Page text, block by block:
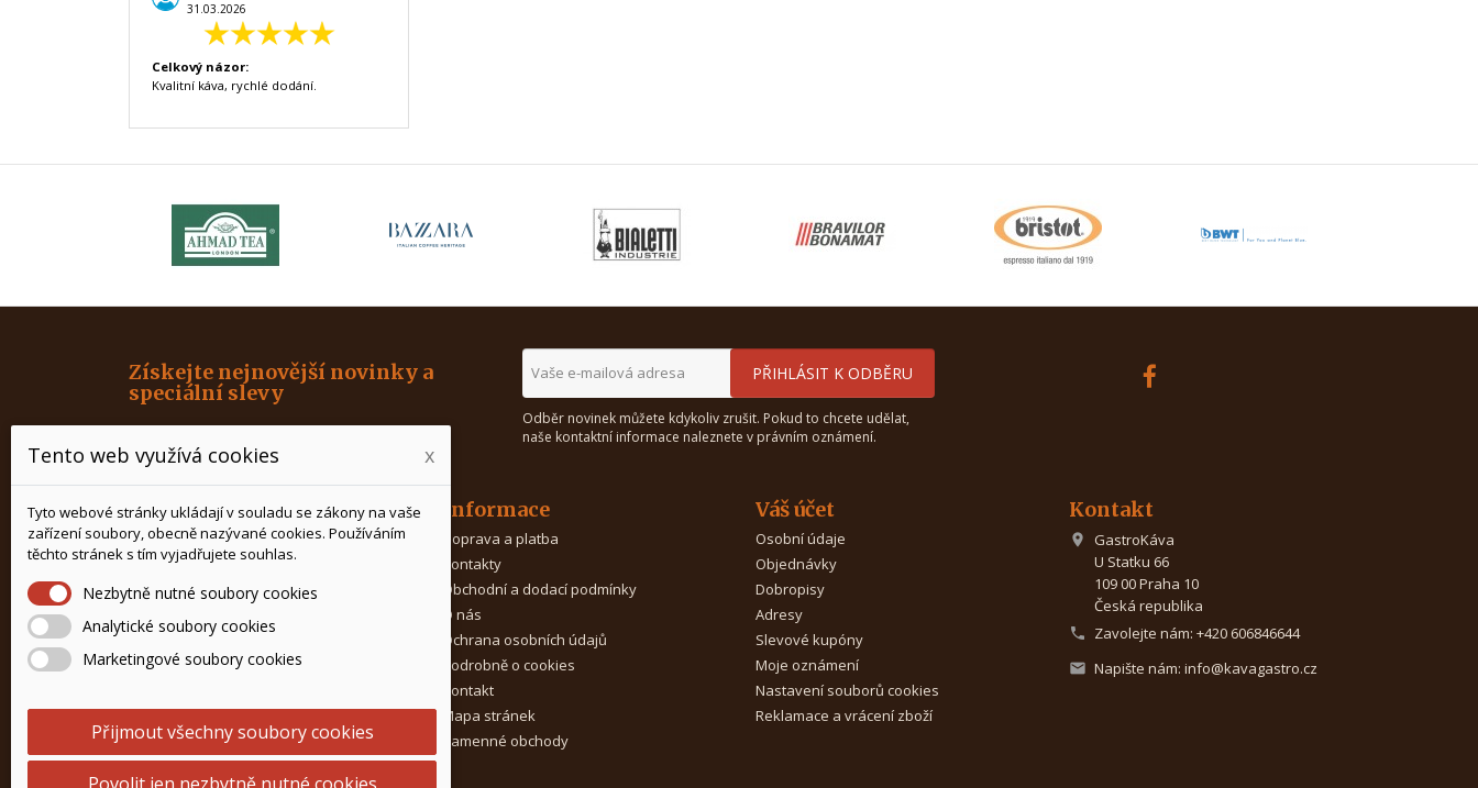
31.03.2026
Celkový názor:
Kvalitní káva, rychlé dodání.
Získejte nejnovější novinky a
speciální slevy
Odběr novinek můžete kdykoliv zrušit. Pokud to chcete udělat,
naše kontaktní informace naleznete v právním oznámení.
Produkty
Káva
Čaj
Kávovary
Porcelán na čaj
Doplňky ke kávě
Prostředky na čištění
Informace
Doprava a platba
Kontakty
Obchodní a dodací podmínky
O nás
Ochrana osobních údajů
Podrobně o cookies
Kontakt
Mapa stránek
Kamenné obchody
Váš účet
Osobní údaje
Objednávky
Dobropisy
Adresy
Slevové kupóny
Moje oznámení
Nastavení souborů cookies
Reklamace a vrácení zboží
Kontakt

GastroKáva
U Statku 66
109 00 Praha 10
Česká republika
 Zavolejte nám: +420 606846644
 Napište nám: info@kavagastro.cz
Tento web využívá cookies x
Tyto webové stránky ukládají v souladu se zákony na vaše
zařízení soubory, obecně nazývané cookies. Používáním
těchto stránek s tím vyjadřujete souhlas.
Nezbytně nutné soubory cookies
Analytické soubory cookies
Marketingové soubory cookies
Přijmout všechny soubory cookies